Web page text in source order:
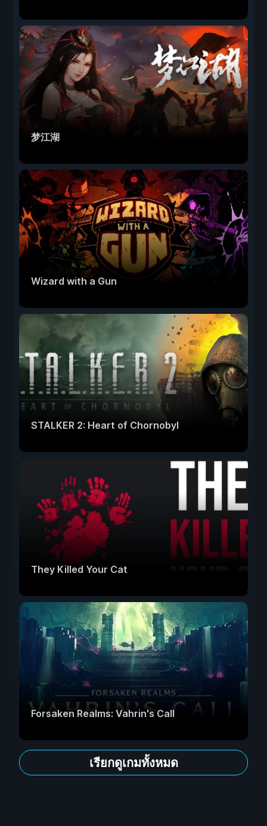
梦江湖
Wizard with a Gun
STALKER 2: Heart of Chornobyl
They Killed Your Cat
Forsaken Realms: Vahrin's Call
เรียกดูเกมทั้งหมด